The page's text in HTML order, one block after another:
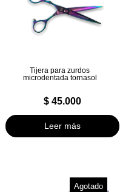
Tijera para zurdos
microdentada tornasol
$45.000
Leer más
Agotado